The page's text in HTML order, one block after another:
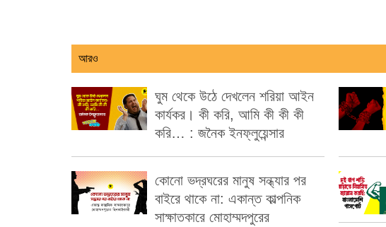
আরও
ঘুম থেকে উঠে দেখলেন শরিয়া আইন
কার্যকর। কী করি, আমি কী কী কী
করি… : জনৈক ইনফ্লুয়েন্সার
কোনো ভদ্রঘরের মানুষ সন্ধ্যার পর
বাইরে থাকে না: একান্ত কাল্পনিক
সাক্ষাতকারে মোহাম্মদপুরের